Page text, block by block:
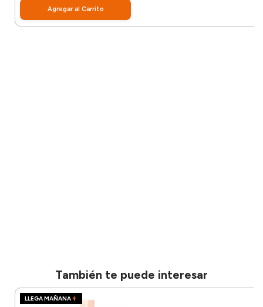
Agregar al Carrito
También te puede interesar
LLEGA MAÑANA